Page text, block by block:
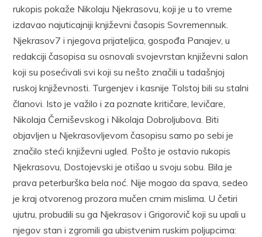
rukopis pokaže Nikolaju Njekrasovu, koji je u to vreme
izdavao najuticajniji književni časopis Sovremennыk.
Njekrasov7 i njegova prijateljica, gospođa Panajev, u
redakciji časopisa su osnovali svojevrstan književni salon
koji su posećivali svi koji su nešto značili u tadašnjoj
ruskoj književnosti. Turgenjev i kasnije Tolstoj bili su stalni
članovi. Isto je važilo i za poznate kritičare, levičare,
Nikolaja Černiševskog i Nikolaja Dobroljubova. Biti
objavljen u Njekrasovljevom časopisu samo po sebi je
značilo steći književni ugled. Pošto je ostavio rukopis
Njekrasovu, Dostojevski je otišao u svoju sobu. Bila je
prava peterburška bela noć. Nije mogao da spava, sedeo
je kraj otvorenog prozora mučen crnim mislima. U četiri
ujutru, probudili su ga Njekrasov i Grigorovič koji su upali u
njegov stan i zgromili ga ubistvenim ruskim poljupcima: